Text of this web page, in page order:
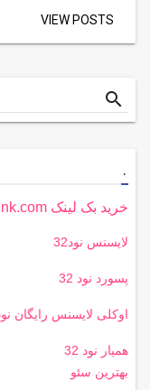
VIEW POSTS
Search
for
search
.
خرید بک لینک behtarinbacklink.com
لایسنس نود32
پسورد نود 32
اوکلی لایسنس رایگان نود
همیار نود 32
بهترین سئو